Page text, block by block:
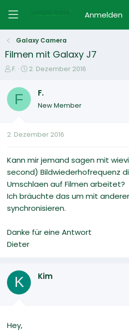
Anmelden
Galaxy Camera
Filmen mit Galaxy J7
E
s
e
e
F.
E
t
e
t
m
2. Dezember 2016
F F.
New Member
2. Dezember 2016
Kann mir jemand sagen mit
second) Bildwiederhofrequenz
Umschlaen auf Filmen arbeitet?
Ich bräuchte das um mit
synchronisieren.
Danke für eine Antwort
Dieter
K Kim
Hey,